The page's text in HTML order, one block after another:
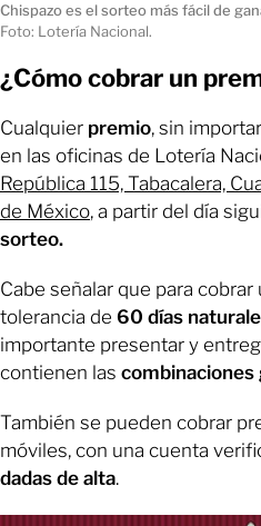
Chispazo es el sorteo más fácil de
Foto: Lotería Nacional.
¿Cómo cobrar un
Cualquier premio, sin
en las oficinas de Lotería
República 115, Tabacalera,
de México, a partir del día
sorteo.
Cabe señalar que para
tolerancia de 60 días
importante presentar y
contienen las combinaciones
También se pueden cobrar
móviles, con una cuenta
dadas de alta.